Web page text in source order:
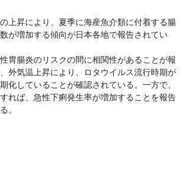
上昇により、夏季に海産魚介類に付着する腸
が増加する傾向が日本各地で報告されてい
胃腸炎のリスクの間に相関性があることが報
外気温上昇により、ロタウイルス流行時期が
化していることが確認されている。一方で、
れば、急性下痢発生率が増加することを報告
。